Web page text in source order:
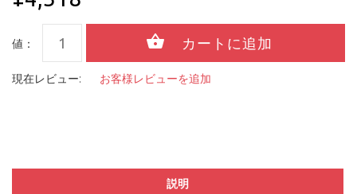
値：
現在レビュー: お客様レビューを追加
説明